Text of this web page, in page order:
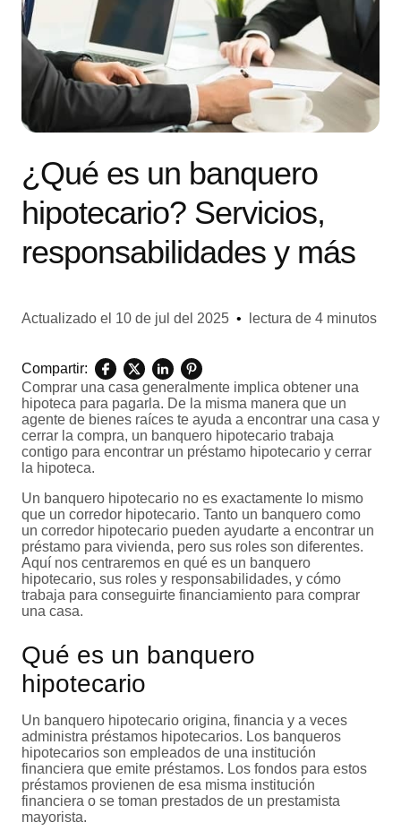
¿Qué es un banquero
hipotecario? Servicios,
responsabilidades y más
Actualizado el 10 de jul del 2025 • lectura de 4 minutos
Compartir:
Comprar una casa generalmente implica obtener una
hipoteca para pagarla. De la misma manera que un
agente de bienes raíces te ayuda a encontrar una casa y
cerrar la compra, un banquero hipotecario trabaja
contigo para encontrar un préstamo hipotecario y cerrar
la hipoteca.
Un banquero hipotecario no es exactamente lo mismo
que un corredor hipotecario. Tanto un banquero como
un corredor hipotecario pueden ayudarte a encontrar un
préstamo para vivienda, pero sus roles son diferentes.
Aquí nos centraremos en qué es un banquero
hipotecario, sus roles y responsabilidades, y cómo
trabaja para conseguirte financiamiento para comprar
una casa.
Qué es un banquero
hipotecario
Un banquero hipotecario origina, financia y a veces
administra préstamos hipotecarios. Los banqueros
hipotecarios son empleados de una institución
financiera que emite préstamos. Los fondos para estos
préstamos provienen de esa misma institución
financiera o se toman prestados de un prestamista
mayorista.